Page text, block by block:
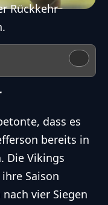
Rückkehr
dass es
bereits in
Die Vikings
Saison
vier Siegen